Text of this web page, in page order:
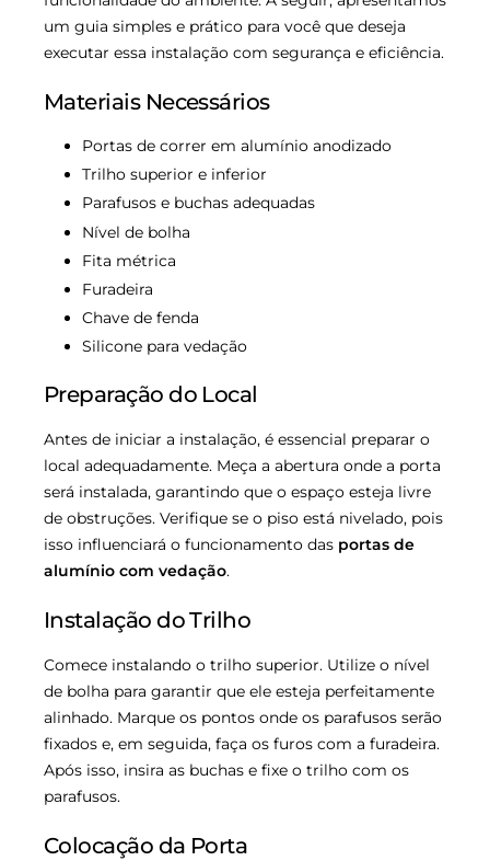
um guia simples e prático para você que deseja
executar essa instalação com segurança e eficiência.
Materiais Necessários
Portas de correr em alumínio anodizado
Trilho superior e inferior
Parafusos e buchas adequadas
Nível de bolha
Fita métrica
Furadeira
Chave de fenda
Silicone para vedação
Preparação do Local
Antes de iniciar a instalação, é essencial preparar o
local adequadamente. Meça a abertura onde a porta
será instalada, garantindo que o espaço esteja livre
de obstruções. Verifique se o piso está nivelado, pois
isso influenciará o funcionamento das portas de
alumínio com vedação.
Instalação do Trilho
Comece instalando o trilho superior. Utilize o nível
de bolha para garantir que ele esteja perfeitamente
alinhado. Marque os pontos onde os parafusos serão
fixados e, em seguida, faça os furos com a furadeira.
Após isso, insira as buchas e fixe o trilho com os
parafusos.
Colocação da Porta